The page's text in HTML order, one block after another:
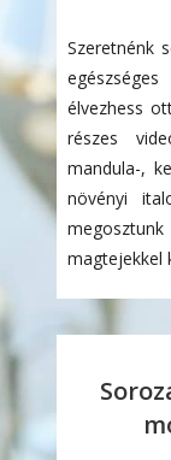
Szeretnénk
élvezhess
részes
mandula-,
növényi
magtejekkel